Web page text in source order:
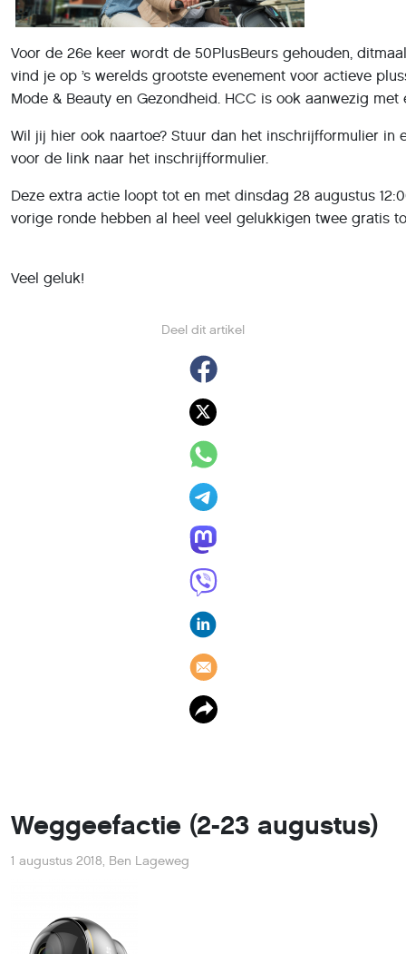
Deel dit artikel
Voor de 26e keer wordt de 50PlusBeurs gehouden,
vind je op ’s werelds grootste evenement voor actieve
Mode & Beauty en Gezondheid. HCC is ook aanwezig met
Wil jij hier ook naartoe? Stuur dan het inschrijfformulier
voor de link naar het inschrijfformulier.
Deze extra actie loopt tot en met dinsdag 28 augustus
vorige ronde hebben al heel veel gelukkigen twee gratis
Veel geluk!
Weggeefactie (2-23 augustus)
1 augustus 2018, Ben Lageweg